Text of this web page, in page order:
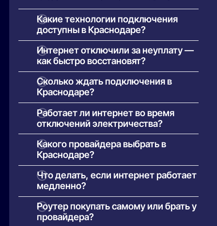
Какие технологии подключения
доступны в Краснодаре?
От классической витой пары до
гигабитной оптики. Каких провайдеров и
технологии поддерживает ваш дом —
покажет проверка адреса.
Интернет отключили за неуплату —
как быстро восстановят?
Ничего страшного: интернет заблокируют
до оплаты, но номер договора и настройки
сохранятся. После оплаты всё вернётся
автоматически.
Сколько ждать подключения в
Краснодаре?
Крупные провайдеры Краснодара
подключают за 1–2 дня, локальные — по
загрузке монтажников. Срок уточняется
при оформлении заявки.
Работает ли интернет во время
отключений электричества?
У оптики GPON узлы питаются из сети
провайдера и резервируются
аккумуляторами, так что после
восстановления света интернет
поднимется сам.
Какого провайдера выбрать в
Краснодаре?
Начните с адреса: у каждого дома
Краснодара свой набор провайдеров.
Затем сравните цену, реальную скорость
и качество поддержки — эти данные уже
собраны в нашем рейтинге.
Что делать, если интернет работает
медленно?
Медленный интернет вечером — признак
перегруженной сети провайдера. В нашем
рейтинге Краснодара стабильность —
Роутер покупать самому или брать у
провайдера?